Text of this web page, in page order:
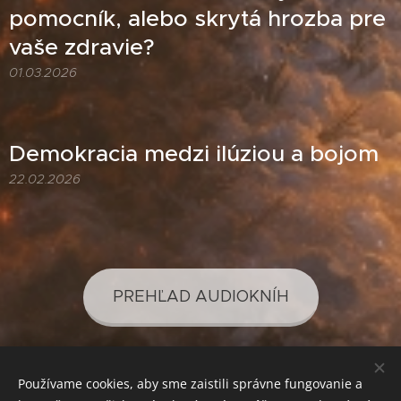
pomocník, alebo skrytá hrozba pre
vaše zdravie?
01.03.2026
Demokracia medzi ilúziou a bojom
22.02.2026
PREHĽAD AUDIOKNÍH
Používame cookies, aby sme zaistili správne fungovanie a